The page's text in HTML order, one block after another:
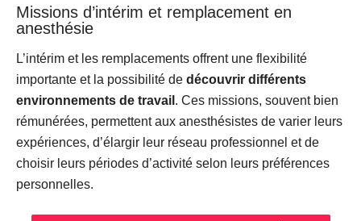
Missions d’intérim et remplacement en
anesthésie
L’intérim et les remplacements offrent une flexibilité
importante et la possibilité de découvrir différents
environnements de travail . Ces missions, souvent bien
rémunérées, permettent aux anesthésistes de varier leurs
expériences, d’élargir leur réseau professionnel et de
choisir leurs périodes d’activité selon leurs préférences
personnelles.